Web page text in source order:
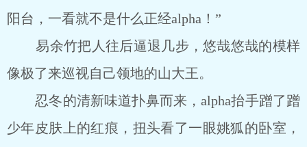
阳台，一看就不是什么正经alpha！”
易余竹把人往后逼退几步，悠哉悠哉的模样
像极了来巡视自己领地的山大王。
忍冬的清新味道扑鼻而来，alpha抬手蹭了蹭
少年皮肤上的红痕，扭头看了一眼姚狐的卧室，